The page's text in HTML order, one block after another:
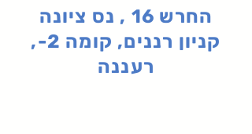
החרש 16 , נס ציונה
קניון רננים, קומה 2-,
רעננה